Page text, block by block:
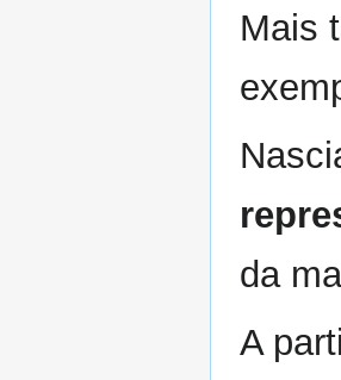
Mais
da
A